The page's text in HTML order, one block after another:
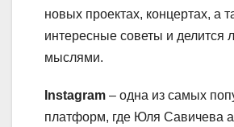
новых проектах, концертах, а
интересные советы и делится
мыслями.
Instagram – одна из самых
платформ, где Юля Савичева